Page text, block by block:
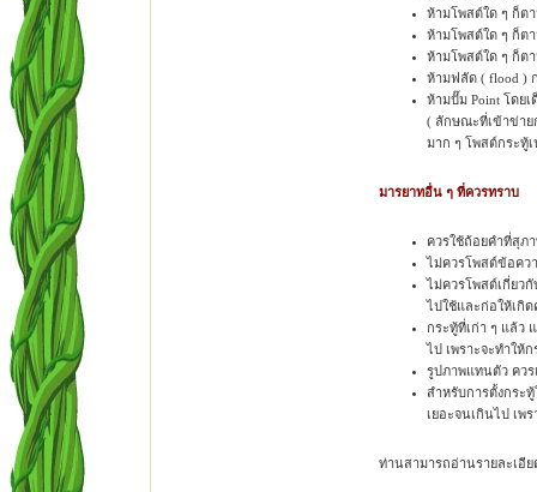
ห้ามโพสต์ใด ๆ ก็ต
ห้ามโพสต์ใด ๆ ก็ต
ห้ามโพสต์ใด ๆ ก็ต
ห้ามฟลัด ( flood )
ห้ามปั๊ม Point โดย
( ลักษณะที่เข้าข่า
มาก ๆ โพสต์กระทู้
มารยาทอื่น ๆ ที่ควรทราบ
ควรใช้ถ้อยคำที่สุภ
ไม่ควรโพสต์ข้อคว
ไม่ควรโพสต์เกี่ยว
ไปใช้และก่อให้เกิ
กระทู้ที่เก่า ๆ แล้ว
ไป เพราะจะทำให้
รูปภาพแทนตัว คว
สำหรับการตั้งกระ
เยอะจนเกินไป เ
ท่านสามารถอ่านรายละเอี